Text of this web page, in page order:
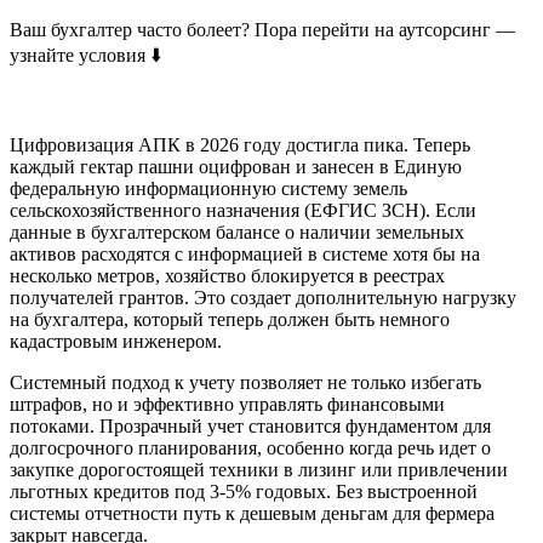
Ваш бухгалтер часто болеет? Пора перейти на аутсорсинг —
узнайте условия ⬇️
Цифровизация АПК в 2026 году достигла пика. Теперь
каждый гектар пашни оцифрован и занесен в Единую
федеральную информационную систему земель
сельскохозяйственного назначения (ЕФГИС ЗСН). Если
данные в бухгалтерском балансе о наличии земельных
активов расходятся с информацией в системе хотя бы на
несколько метров, хозяйство блокируется в реестрах
получателей грантов. Это создает дополнительную нагрузку
на бухгалтера, который теперь должен быть немного
кадастровым инженером.
Системный подход к учету позволяет не только избегать
штрафов, но и эффективно управлять финансовыми
потоками. Прозрачный учет становится фундаментом для
долгосрочного планирования, особенно когда речь идет о
закупке дорогостоящей техники в лизинг или привлечении
льготных кредитов под 3-5% годовых. Без выстроенной
системы отчетности путь к дешевым деньгам для фермера
закрыт навсегда.